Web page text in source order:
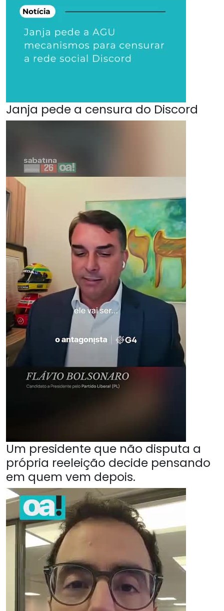
Janja pede a censura do Discord
Um presidente que não disputa a
própria reeleição decide pensando
em quem vem depois.